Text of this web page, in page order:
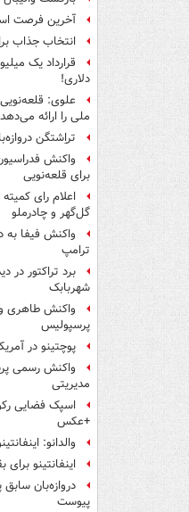
آخرین فرصت
انتخاب جذاب
قرارداد یک
دلاری!
علوی:
ملی را ارائه می‌دهد
تراِشتگن
واکنش
برای قلعه‌نویی
اعلام رای
گل‌گهر و چادرملو
واکنش فیفا به
ترامپ
برد تراکتور در
شهربابک
واکنش طاهری
پرسپولیس
پوچتینو در
واکنش رسمی
مدیریتی
اسپک فضایی
+عکس
والدانو:
اینفانتینو
دروازه‌بان
پیوست